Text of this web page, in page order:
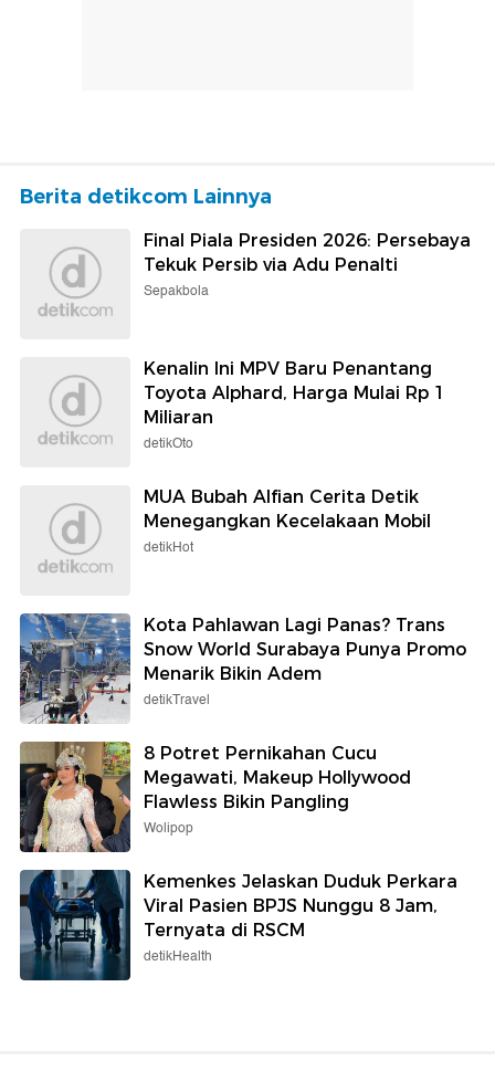
Berita detikcom Lainnya
Final Piala Presiden 2026: Persebaya
Tekuk Persib via Adu Penalti
Sepakbola
Kenalin Ini MPV Baru Penantang
Toyota Alphard, Harga Mulai Rp 1
Miliaran
detikOto
MUA Bubah Alfian Cerita Detik
Menegangkan Kecelakaan Mobil
detikHot
Kota Pahlawan Lagi Panas? Trans
Snow World Surabaya Punya Promo
Menarik Bikin Adem
detikTravel
8 Potret Pernikahan Cucu
Megawati, Makeup Hollywood
Flawless Bikin Pangling
Wolipop
Kemenkes Jelaskan Duduk Perkara
Viral Pasien BPJS Nunggu 8 Jam,
Ternyata di RSCM
detikHealth